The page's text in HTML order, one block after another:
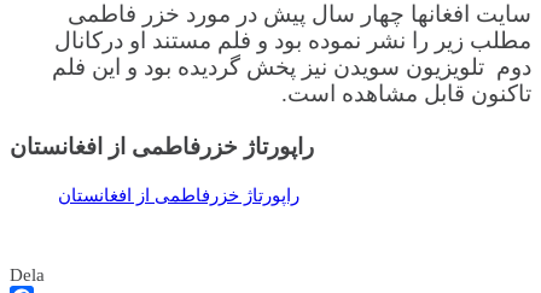
سایت افغانها چهار سال پیش در مورد خزر فاطمی
مطلب زیر را نشر نموده بود و فلم مستند او درکانال
دوم تلویزیون سویدن نیز پخش گردیده بود و این فلم
تاکنون قابل مشاهده است.
راپورتاژ خزرفاطمی از افغانستان
راپورتاژ خزرفاطمی از افغانستان
Dela